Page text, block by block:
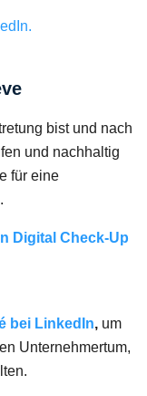
bist und nach
und nachhaltig
für eine
Digital Check-Up
bei LinkedIn, um
Unternehmertum,